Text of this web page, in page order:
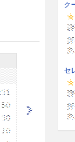
ク
セ